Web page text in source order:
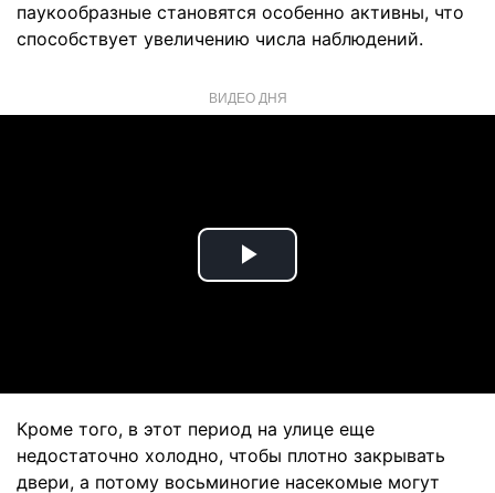
паукообразные становятся особенно активны, что
способствует увеличению числа наблюдений.
ВИДЕО ДНЯ
Play
Кроме того, в этот период на улице еще
недостаточно холодно, чтобы плотно закрывать
двери, а потому восьминогие насекомые могут